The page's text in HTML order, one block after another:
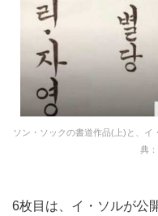
ソン・ソックの書道作品(上)と、イ
典
6枚目は、イ・ソルが公